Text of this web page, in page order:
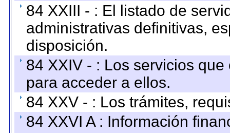
84 XXIII - : El listado de
administrativas definitivas,
disposición.
84 XXIV - : Los servicios
para acceder a ellos.
84 XXV - : Los trámites,
84 XXVI A : Información